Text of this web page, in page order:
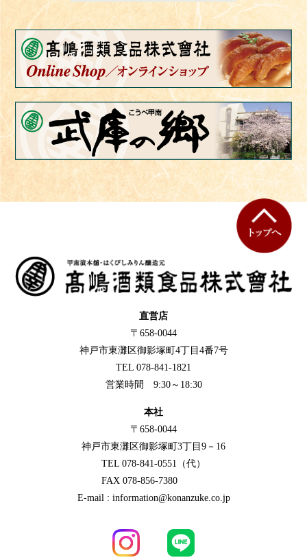
直営店
〒658-0044
神戸市東灘区御影塚町4丁目4番7号
TEL 078-841-1821
営業時間 9:30～18:30
本社
〒658-0044
神戸市東灘区御影塚町3丁目9－16
TEL 078-841-0551（代）
FAX 078-856-7380
E-mail : information@konanzuke.co.jp